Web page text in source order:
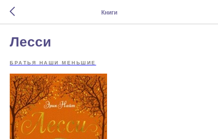
Книги
Лесси
БРАТЬЯ НАШИ МЕНЬШИЕ